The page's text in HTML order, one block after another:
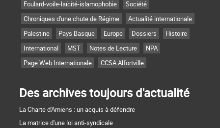
Foulard-voile-laïcité-islamophobie
Société
Chroniques d'une chute de Régime
Actualité internationale
Palestine
Pays Basque Europe Dossiers
Histoire
International
MST Notes de Lecture
NPA
Page Web Internationale
CCSA Alfortville
Des archives toujours d'actualité
La Charte d'Amiens : un acquis à défendre
La matrice d'une loi anti-syndicale